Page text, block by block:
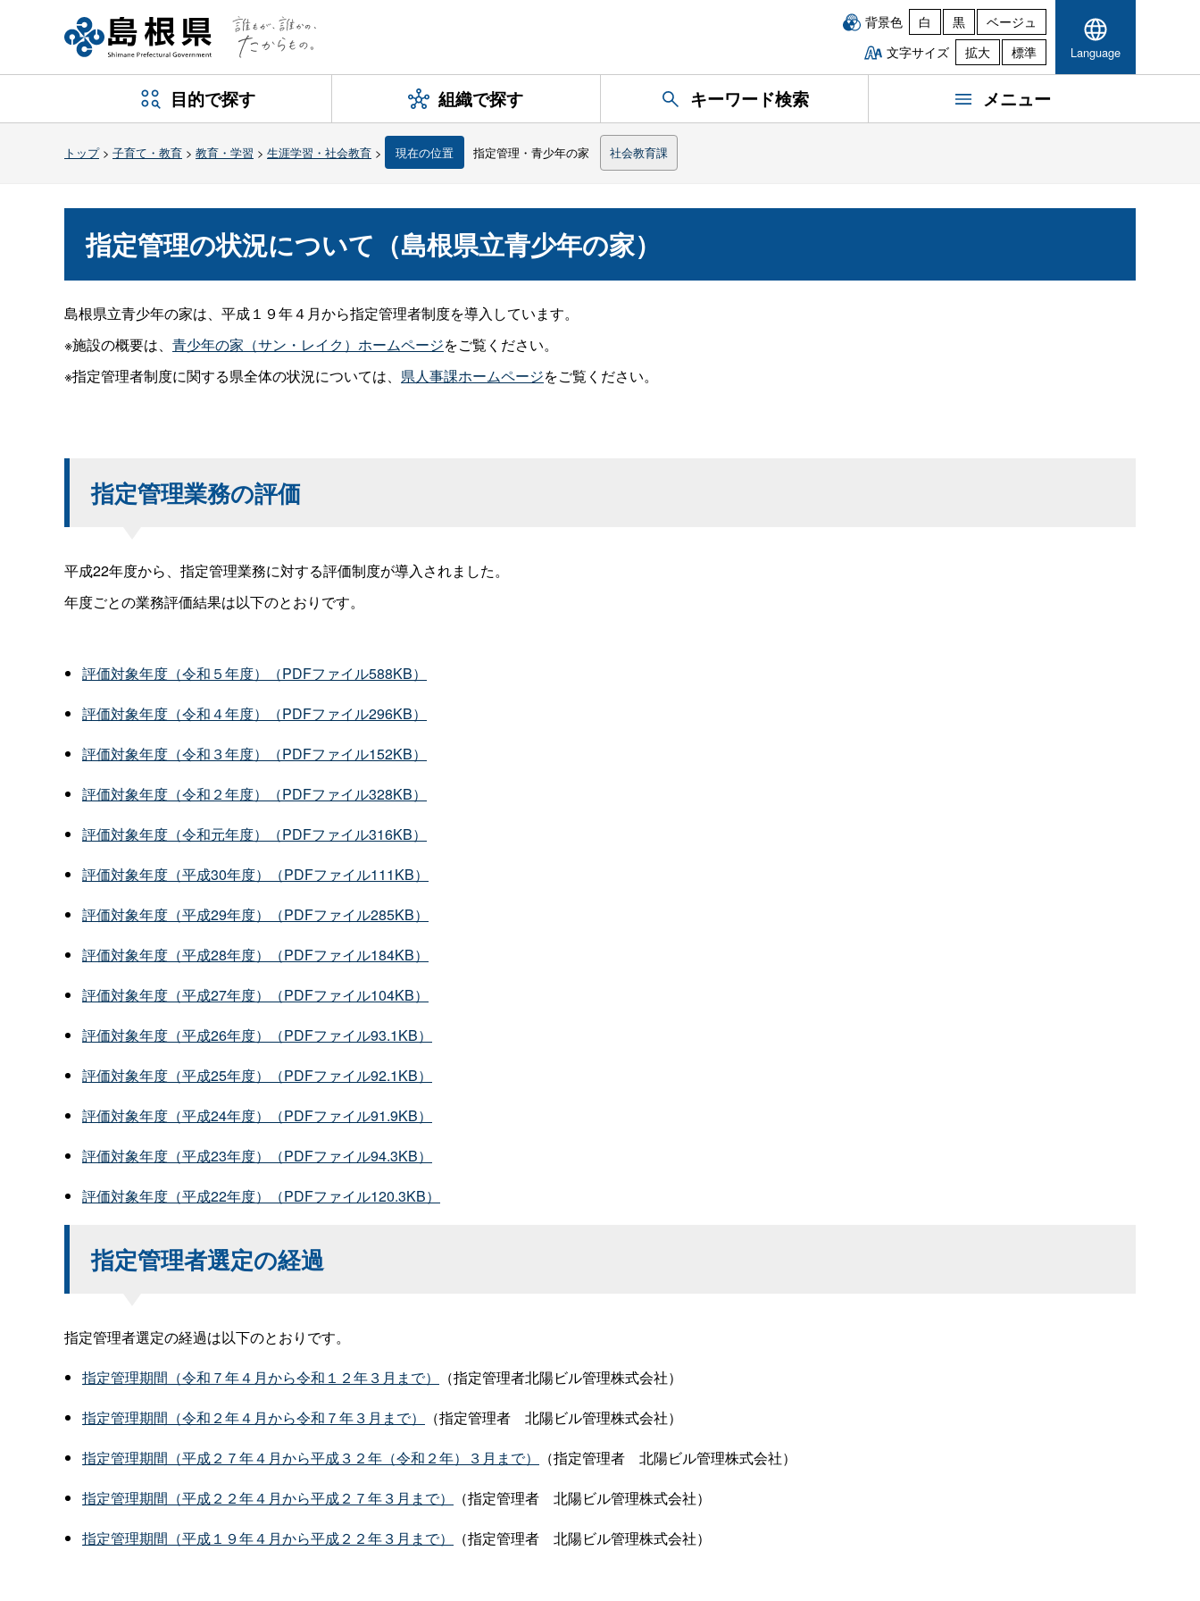
背景色 白 黒
ベージュ
文字サイズ
拡大 標準 Language
目的で探す 組織で探す キーワード検索 メニュー
トップ> 子育て・教育 > 教育・学習 > 生涯学習・社会教育 > 現在の位置 指定管理・青少年の家 社会教育課
指定管理の状況について（島根県立青少年の家）
島根県立青少年の家は、平成１９年４月から指定管理者制度を導入しています。
※施設の概要は、 青少年の家（サン・レイク）ホームページをご覧ください。
※指定管理者制度に関する県全体の状況については、 県人事課ホームページをご覧ください。
指定管理業務の評価
平成22年度から、指定管理業務に対する評価制度が導入されました。
年度ごとの業務評価結果は以下のとおりです。
評価対象年度（令和５年度）（PDFファイル588KB）
評価対象年度（令和４年度）（PDFファイル296KB）
評価対象年度（令和３年度）（PDFファイル152KB）
評価対象年度（令和２年度）（PDFファイル328KB）
評価対象年度（令和元年度）（PDFファイル316KB）
評価対象年度（平成30年度）（PDFファイル111KB）
評価対象年度（平成29年度）（PDFファイル285KB）
評価対象年度（平成28年度）（PDFファイル184KB）
評価対象年度（平成27年度）（PDFファイル104KB）
評価対象年度（平成26年度）（PDFファイル93.1KB）
評価対象年度（平成25年度）（PDFファイル92.1KB）
評価対象年度（平成24年度）（PDFファイル91.9KB）
評価対象年度（平成23年度）（PDFファイル94.3KB）
評価対象年度（平成22年度）（PDFファイル120.3KB）
指定管理者選定の経過
指定管理者選定の経過は以下のとおりです。
指定管理期間（令和７年４月から令和１２年３月まで）
（指定管理者北陽ビル管理株式会社）
指定管理期間（令和２年４月から令和７年３月まで）
（指定管理者 北陽ビル管理株式会社）
指定管理期間（平成２７年４月から平成３２年（令和２年）３月まで）
（指定管理者 北陽ビル管理株式会社）
指定管理期間（平成２２年４月から平成２７年３月まで）
（指定管理者 北陽ビル管理株式会社）
指定管理期間（平成１９年４月から平成２２年３月まで）
（指定管理者 北陽ビル管理株式会社）